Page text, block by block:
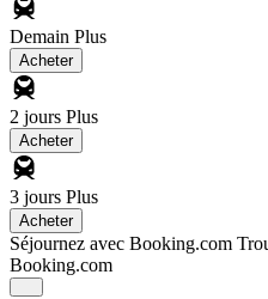
Demain Plus
Acheter
2 jours Plus
Acheter
3 jours Plus
Acheter
Séjournez avec Booking.com
Booking.com